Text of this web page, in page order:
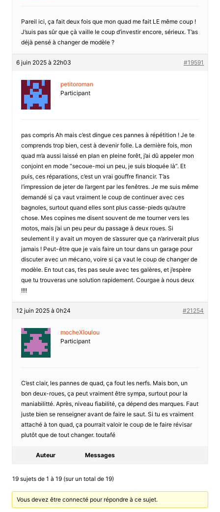
Pareil ici, ça fait deux fois que mon quad me fait LE même coup !
J’suis pas sûr que çà vaille le coup d’investir encore, sérieux. T’as
déjà pensé à changer de modèle ?
6 juin 2025 à 22h03 #19591
petitoroman
Participant
pas compris Ah mais c’est dingue ces pannes à répétition ! Je te
comprends trop bien, cest à devenir folle. La dernière fois, mon
quad m’a aussi laissé en plan en pleine forêt, j’ai dû appeler mon
conjoint en mode “secoue-moi un peu, je suis bloquée là”. Et
puis, ces réparations, c’est un vrai gouffre financir. T’as
l’impression de jeter de l’argent par les fenêtres. Je me suis même
demandé si ça vaut vraiment le coup de continuer avec ces
bagnoles, surtout quand elles sont plus casse-pieds qu’autre
chose. Mes copines me disent souvent de me tourner vers les
motos, mais j’ai un peu peur du passage à deux roues. Si
seulement il y avait un moyen de s’assurer que ça n’arirverait plus
jamais ! Peut-être que je vais faire un tour dans un garage pour
discuter avec un mécano, voire si ça vaut le coup de changer de
modèle. En tout cas, t’es pas seule avec tes galères, et j’espère
que tu trouveras une solution rapidement. Courgae à nous deux
!!!!
12 juin 2025 à 0h24 #21254
mocheXloulou
Participant
C’est clair, les pannes de quad, ça fout les nerfs. Mais bon, un
bon deux-roues, ça peut vraiment être sympa, surtout pour la
maniabilitté. Après, niveau fiabilité, ça dépend des marques. Faut
juste bien se renseigner avant de faire le saut. Si tu es vraiment
attaché à ton quad, ça pourrait valoir le coup de le faire révisar
plutôt que de tout changer. toutafé
Auteur Messages
19 sujets de 1 à 19 (sur un total de 19)
Vous devez être connecté pour répondre à ce sujet.